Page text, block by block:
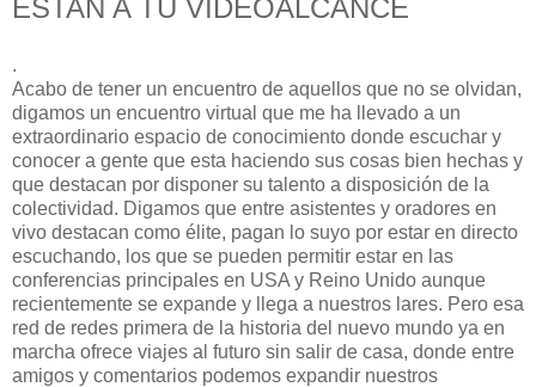
ESTAN A TU VIDEOALCANCE
.
Acabo de tener un encuentro de aquellos que no se olvidan,
digamos un encuentro virtual que me ha llevado a un
extraordinario espacio de conocimiento donde escuchar y
conocer a gente que esta haciendo sus cosas bien hechas y
que destacan por disponer su talento a disposición de la
colectividad. Digamos que entre asistentes y oradores en
vivo destacan como élite, pagan lo suyo por estar en directo
escuchando, los que se pueden permitir estar en las
conferencias principales en USA y Reino Unido aunque
recientemente se expande y llega a nuestros lares. Pero esa
red de redes primera de la historia del nuevo mundo ya en
marcha ofrece viajes al futuro sin salir de casa, donde entre
amigos y comentarios podemos expandir nuestros